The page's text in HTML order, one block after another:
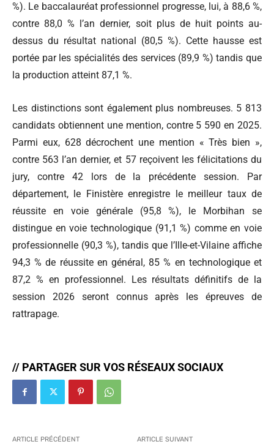
%). Le baccalauréat professionnel progresse, lui, à 88,6 %,
contre 88,0 % l’an dernier, soit plus de huit points au-
dessus du résultat national (80,5 %). Cette hausse est
portée par les spécialités des services (89,9 %) tandis que
la production atteint 87,1 %.
Les distinctions sont également plus nombreuses. 5 813
candidats obtiennent une mention, contre 5 590 en 2025.
Parmi eux, 628 décrochent une mention « Très bien »,
contre 563 l’an dernier, et 57 reçoivent les félicitations du
jury, contre 42 lors de la précédente session. Par
département, le Finistère enregistre le meilleur taux de
réussite en voie générale (95,8 %), le Morbihan se
distingue en voie technologique (91,1 %) comme en voie
professionnelle (90,3 %), tandis que l’Ille-et-Vilaine affiche
94,3 % de réussite en général, 85 % en technologique et
87,2 % en professionnel. Les résultats définitifs de la
session 2026 seront connus après les épreuves de
rattrapage.
// PARTAGER SUR VOS RÉSEAUX SOCIAUX
ARTICLE PRÉCÉDENT ARTICLE SUIVANT